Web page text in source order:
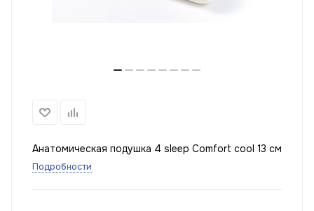
Анатомическая подушка 4 sleep Comfort cool 13 см
Подробности